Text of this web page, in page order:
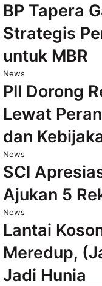
BP Tapera
Strategis
untuk MBR
News
PII Dorong
Lewat
dan
News
SCI
Ajukan 5
News
Lantai
Meredup,
Jadi Hunia